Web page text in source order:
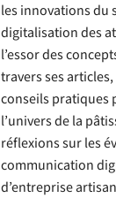
les innovations du
digitalisation des
l’essor des
travers ses
conseils pratiques
l’univers de la
réflexions sur les
communication
d’entreprise